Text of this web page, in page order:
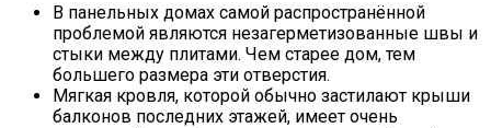
В панельных домах самой распространённой
проблемой являются незагерметизованные швы и
стыки между плитами. Чем старее дом, тем
большего размера эти отверстия.
Мягкая кровля, которой обычно застилают крыши
балконов последних этажей, имеет очень